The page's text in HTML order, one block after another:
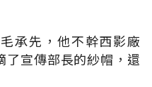
承先，他不幹西影廠
了宣傳部長的紗帽，還